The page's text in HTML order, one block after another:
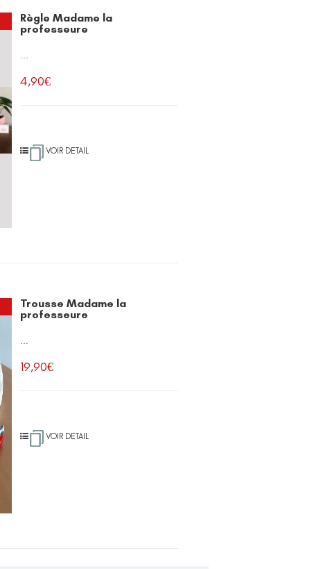
Règle Madame la
professeure
...
4,90€
VOIR DETAIL
Trousse Madame la
professeure
...
19,90€
VOIR DETAIL